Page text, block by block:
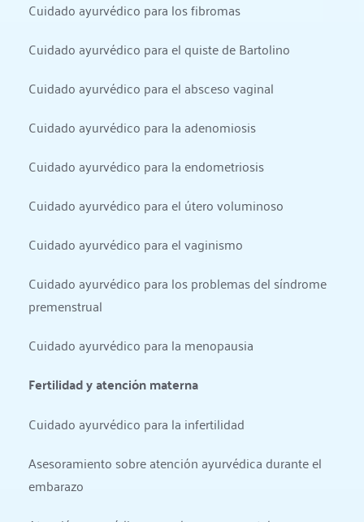
Cuidado ayurvédico para los fibromas
Cuidado ayurvédico para el quiste de Bartolino
Cuidado ayurvédico para el absceso vaginal
Cuidado ayurvédico para la adenomiosis
Cuidado ayurvédico para la endometriosis
Cuidado ayurvédico para el útero voluminoso
Cuidado ayurvédico para el vaginismo
Cuidado ayurvédico para los problemas del síndrome
premenstrual
Cuidado ayurvédico para la menopausia
Fertilidad y atención materna
Cuidado ayurvédico para la infertilidad
Asesoramiento sobre atención ayurvédica durante el
embarazo